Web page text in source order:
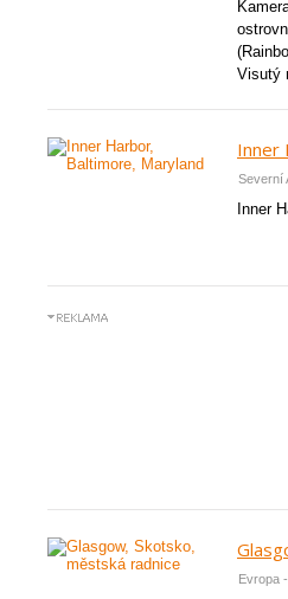
Visutý
Inner
Severní
Inner
Evropa